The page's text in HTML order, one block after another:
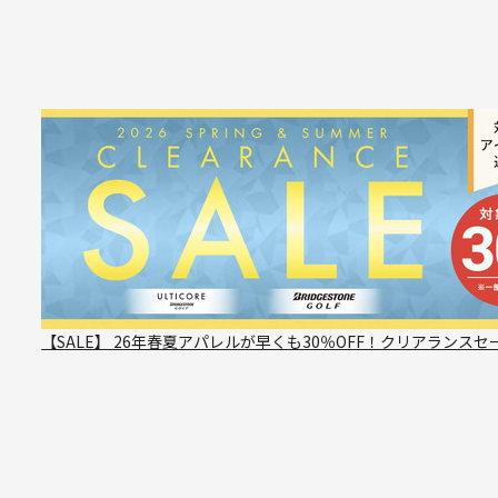
【SALE】 26年春夏アパレルが早くも30％OFF！クリアランスセ